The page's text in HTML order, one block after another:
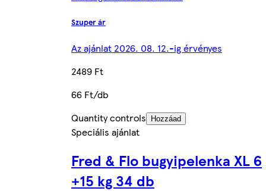
Szuper ár
Az ajánlat 2026. 08. 12.-ig érvényes
2489 Ft
66 Ft/db
Quantity controls
Hozzáad
Speciális ajánlat
Fred & Flo bugyipelenka XL 6
+15 kg 34 db